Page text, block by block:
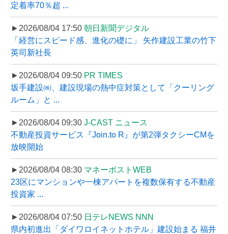
定着率70％超 ...
►2026/08/04 17:50 朝日新聞デジタル
「経営にスピード感、進化の礎に」 矢作建設工業の竹下
英司新社長
►2026/08/04 09:50 PR TIMES
坂手建設㈱、建設現場の熱中症対策として「クーリング
ルーム」と ...
►2026/08/04 09:30 J-CAST ニュース
不動産投資サービス『Join.to R』が第2弾タクシーCMを
放映開始
►2026/08/04 08:30 マネーポストWEB
23区にマンションや一棟アパートを複数保有する不動産
投資家 ...
►2026/08/04 07:50 日テレNEWS NNN
県内初進出「ダイワロイネットホテル」建設始まる 福井